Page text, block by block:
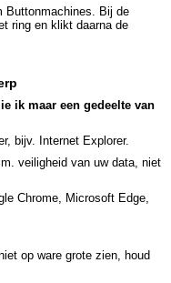
Buttonmachines. Bij de
ring en klikt daarna de
ik maar een gedeelte van
bijv. Internet Explorer.
veiligheid van uw data, niet
Chrome, Microsoft Edge,
op ware grote zien, houd